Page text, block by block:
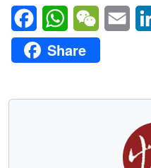
FacebookWhatsAppWeChatEmail
Share